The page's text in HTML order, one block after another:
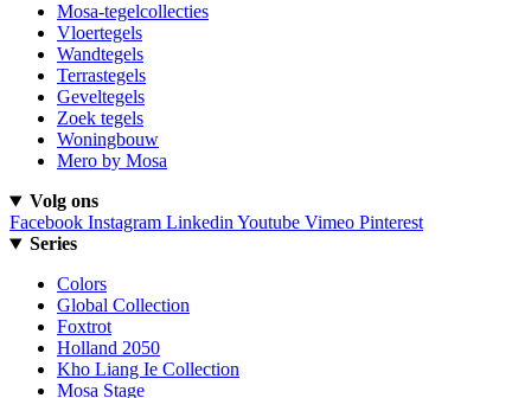
Mosa-tegelcollecties
Vloertegels
Wandtegels
Terrastegels
Geveltegels
Zoek tegels
Woningbouw
Mero by Mosa
Volg ons
Facebook Instagram Linkedin Youtube Vimeo Pinterest
Series
Colors
Global Collection
Foxtrot
Holland 2050
Kho Liang Ie Collection
Mosa Stage